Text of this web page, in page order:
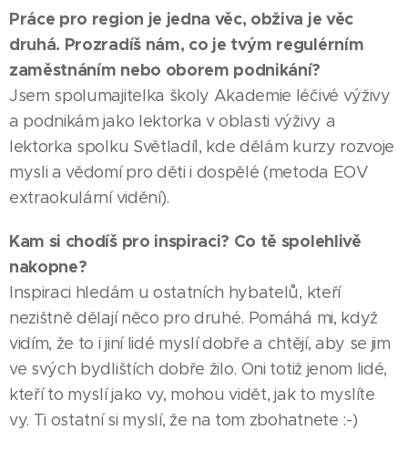
Práce pro region je jedna věc, obživa je věc
druhá. Prozradíš nám, co je tvým regulérním
zaměstnáním nebo oborem podnikání?
Jsem spolumajitelka školy Akademie léčivé výživy
a podnikám jako lektorka v oblasti výživy a
lektorka spolku Světladíl, kde dělám kurzy rozvoje
mysli a vědomí pro děti i dospělé (metoda EOV
extraokulární vidění).
Kam si chodíš pro inspiraci? Co tě spolehlivě
nakopne?
Inspiraci hledám u ostatních hybatelů, kteří
nezištně dělají něco pro druhé. Pomáhá mi, když
vidím, že to i jiní lidé myslí dobře a chtějí, aby se jim
ve svých bydlištích dobře žilo. Oni totiž jenom lidé,
kteří to myslí jako vy, mohou vidět, jak to myslíte
vy. Ti ostatní si myslí, že na tom zbohatnete :-)